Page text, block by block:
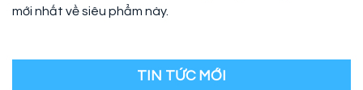
mới nhất về siêu phẩm này.
TIN TỨC MỚI